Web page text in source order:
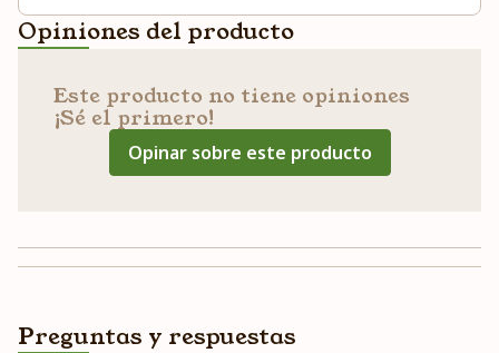
Opiniones del producto
Este producto no tiene opiniones
¡Sé el primero!
Opinar sobre este producto
Preguntas y respuestas